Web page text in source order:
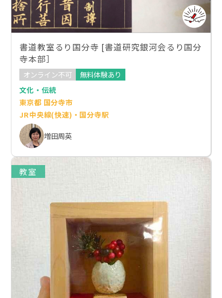
書道教室るり国分寺 [書道研究銀河会るり国分
寺本部］
オンライン不可
無料体験あり
文化・伝統
東京都 国分寺市
JR中央線(快速)・国分寺駅
増田周英
教室